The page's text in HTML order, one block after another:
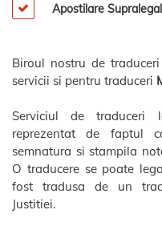
Apostilare
Biroul nostru de
servicii si pentru traduceri
Serviciul de traduceri
reprezentat de faptul
semnatura si stampila
O traducere se poate
fost tradusa de un
Justitiei.